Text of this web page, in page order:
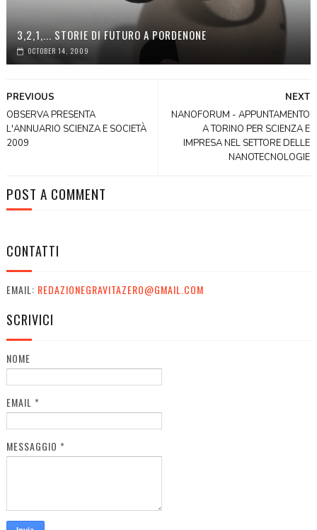
3,2,1,... STORIE DI FUTURO A PORDENONE
OCTOBER 14, 2009
NEXT
NANOFORUM - APPUNTAMENTO
A TORINO PER SCIENZA E
IMPRESA NEL SETTORE DELLE
NANOTECNOLOGIE
PREVIOUS
OBSERVA PRESENTA
L'ANNUARIO SCIENZA E SOCIETÀ
2009
POST A COMMENT
CONTATTI
EMAIL: REDAZIONEGRAVITAZERO@GMAIL.COM
SCRIVICI
NOME
EMAIL *
MESSAGGIO *